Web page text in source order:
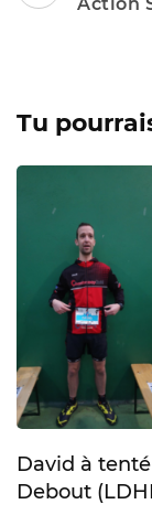
Tu
David à
Debout